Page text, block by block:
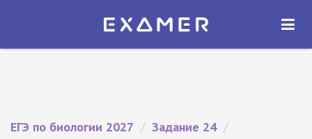
Экзамер — ЕГЭ 2027
ОТКРЫТЬ
ЕГЭ по биологии 2027 / Задание 24 /